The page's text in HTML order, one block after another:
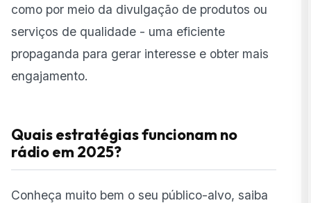
como por meio da divulgação de produtos ou
serviços de qualidade - uma eficiente
propaganda para gerar interesse e obter mais
engajamento.
Quais estratégias funcionam no
rádio em 2025?
Conheça muito bem o seu público-alvo, saiba